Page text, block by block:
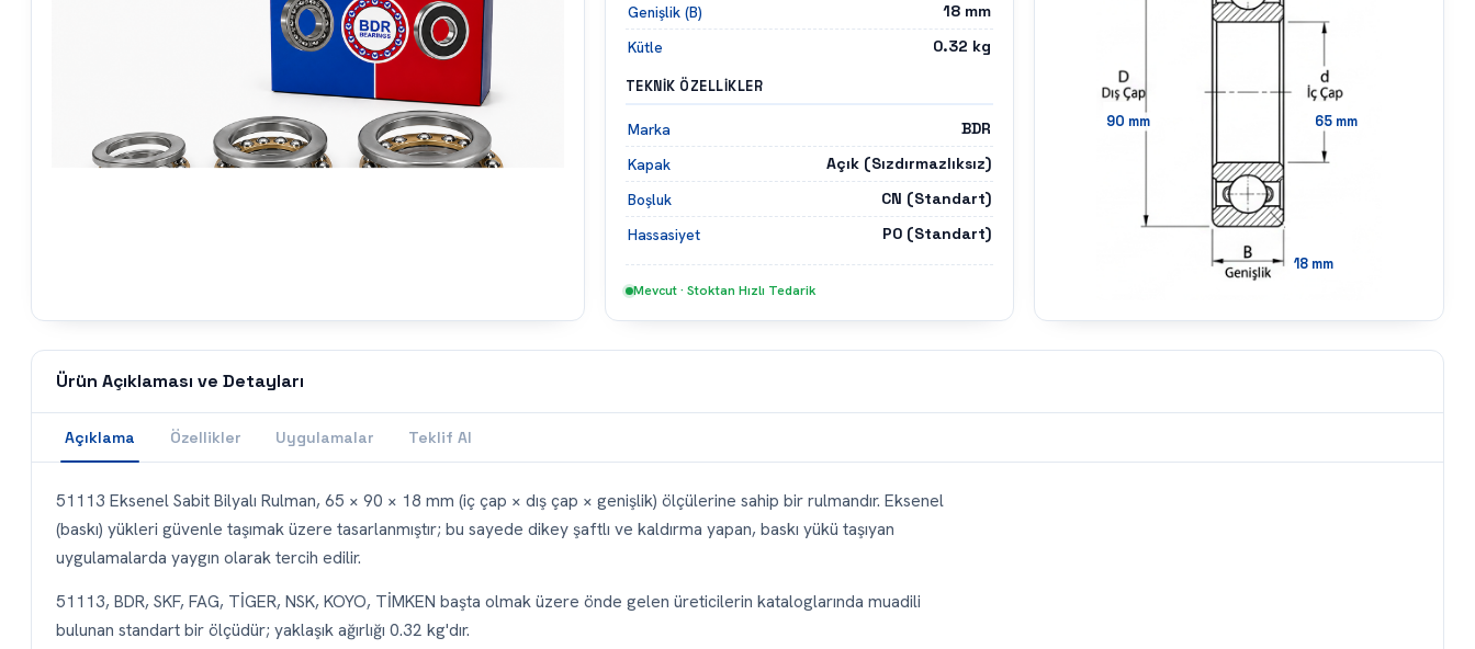
Genişlik (B)
18 mm
Kütle
0.32 kg
TEKNIK ÖZELLIKLER
Marka
BDR
Kapak
Açık (Sızdırmazlıksız)
Boşluk
CN (Standart)
Hassasiyet
P0 (Standart)
Mevcut · Stoktan Hızlı Tedarik
90 mm 65 mm
18mm
Ürün Açıklaması ve Detayları
Açıklama Özellikler Uygulamalar Teklif Al
51113 Eksenel Sabit Bilyalı Rulman, 65 × 90 × 18 mm (iç çap × dış çap × genişlik) ölçülerine sahip bir rulmandır. Eksenel
(baskı) yükleri güvenle taşımak üzere tasarlanmıştır; bu sayede dikey şaftlı ve kaldırma yapan, baskı yükü taşıyan
uygulamalarda yaygın olarak tercih edilir.
51113, BDR, SKF, FAG, TİGER, NSK, KOYO, TİMKEN başta olmak üzere önde gelen üreticilerin kataloglarında muadili
bulunan standart bir ölçüdür; yaklaşık ağırlığı 0.32 kg'dır.